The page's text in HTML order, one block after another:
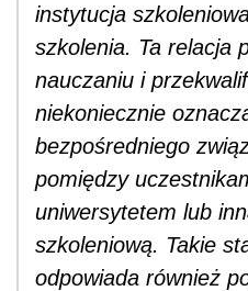
instytucja
szkolenia. Ta relacja
nauczaniu i
niekoniecznie
bezpośredniego
pomiędzy
uniwersytetem lub
szkoleniową. Takie
odpowiada również